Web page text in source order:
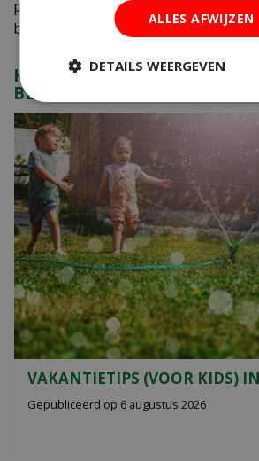
plant met pot en al ook een
balkon geven.
KIJK OOK EENS NAAR DE
BERICHTEN:
VAKANTIETIPS (VOOR KIDS)
Gepubliceerd op 6 augustus 2026
ALLES AFWIJZEN
DETAILS WEERGEVEN